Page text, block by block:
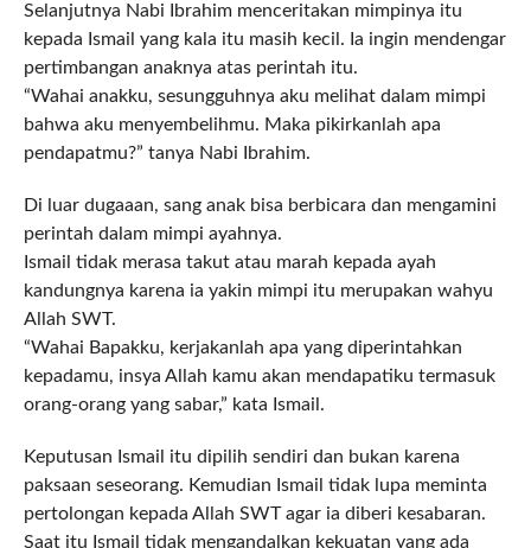
Selanjutnya Nabi Ibrahim menceritakan mimpinya itu
kepada Ismail yang kala itu masih kecil. Ia ingin mendengar
pertimbangan anaknya atas perintah itu.
“Wahai anakku, sesungguhnya aku melihat dalam mimpi
bahwa aku menyembelihmu. Maka pikirkanlah apa
pendapatmu?” tanya Nabi Ibrahim.
Di luar dugaaan, sang anak bisa berbicara dan mengamini
perintah dalam mimpi ayahnya.
Ismail tidak merasa takut atau marah kepada ayah
kandungnya karena ia yakin mimpi itu merupakan wahyu
Allah SWT.
“Wahai Bapakku, kerjakanlah apa yang diperintahkan
kepadamu, insya Allah kamu akan mendapatiku termasuk
orang-orang yang sabar,” kata Ismail.
Keputusan Ismail itu dipilih sendiri dan bukan karena
paksaan seseorang. Kemudian Ismail tidak lupa meminta
pertolongan kepada Allah SWT agar ia diberi kesabaran.
Saat itu Ismail tidak mengandalkan kekuatan yang ada